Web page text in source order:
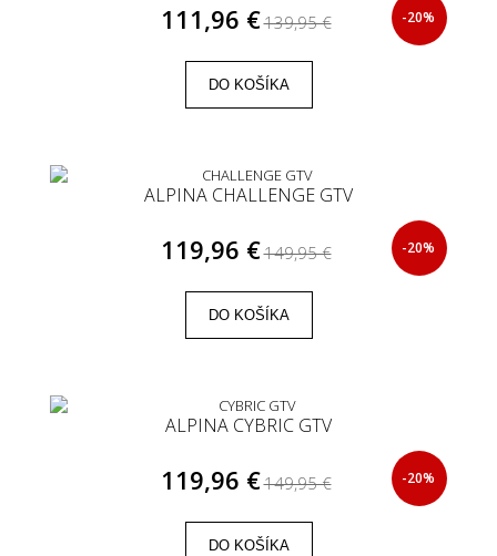
111,96 €139,95 € -20%
DO KOŠÍKA
ALPINA CHALLENGE GTV
119,96 €149,95 € -20%
DO KOŠÍKA
ALPINA CYBRIC GTV
119,96 €149,95 € -20%
DO KOŠÍKA